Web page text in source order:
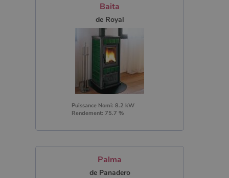
Baita
de Royal
Puissance Nomi: 8.2 kW
Rendement: 75.7 %
Palma
de Panadero